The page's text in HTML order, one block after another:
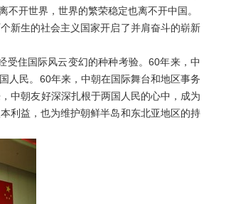
开世界，世界的繁荣稳定也离不开中国。
生的社会主义国家开启了并肩奋斗的崭新
住国际风云变幻的种种考验。60年来，中
人民。60年来，中朝在国际舞台和地区事务
中朝友好深深扎根于两国人民的心中，成为
利益，也为维护朝鲜半岛和东北亚地区的持